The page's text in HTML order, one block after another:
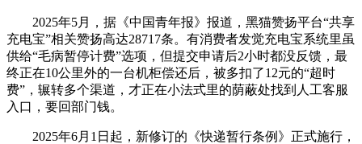
2025年5月，据《中国青年报》报道，黑猫赞扬平台“共享
充电宝”相关赞扬高达28717条。有消费者发觉充电宝系统里虽
供给“毛病暂停计费”选项，但提交申请后2小时都没反馈，最
终正在10公里外的一台机柜偿还后，被多扣了12元的“超时
费”，辗转多个渠道，才正在小法式里的荫蔽处找到人工客服
入口，要回部门钱。
2025年6月1日起，新修订的《快递暂行条例》正式施行，